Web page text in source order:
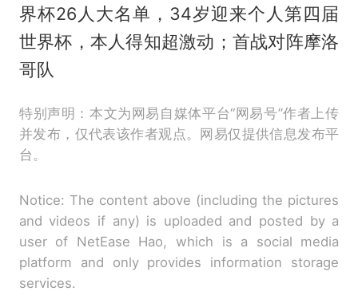
界杯26人大名单，34岁迎来个人第四届
世界杯，本人得知超激动；首战对阵摩洛
哥队
特别声明：本文为网易自媒体平台“网易号”作者上传
并发布，仅代表该作者观点。网易仅提供信息发布平
台。
Notice: The content above (including the pictures
and videos if any) is uploaded and posted by a
user of NetEase Hao, which is a social media
platform and only provides information storage
services.